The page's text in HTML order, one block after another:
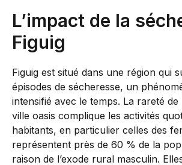
L’impact de la
Figuig
Figuig est situé dans une région qui
épisodes de sécheresse, un
intensifié avec le temps. La rareté de
ville oasis complique les activités
habitants, en particulier celles des
représentent près de 60 % de la
raison de l’exode rural masculin.